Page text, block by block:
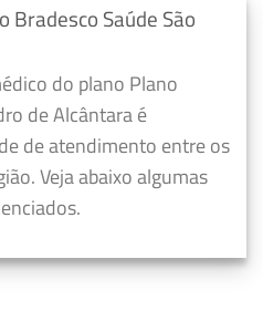
Bradesco Saúde São
do plano Plano
de Alcântara é
de atendimento entre os
Veja abaixo algumas